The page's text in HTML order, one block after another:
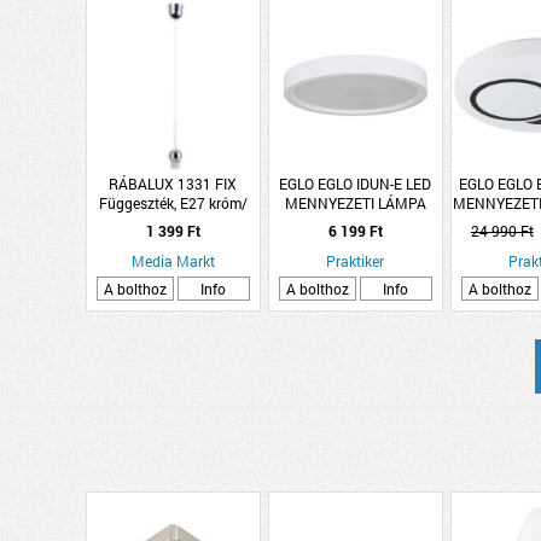
RÁBALUX 1331 FIX
Függeszték, E27 króm/
átlátszó
1 399 Ft
Media Markt
A bolthoz
Info
EGLO EGLO IDUN-E LED
MENNYEZETI LÁMPA
17W 2000LM 3000K IP20
28,5CM FEHÉR
6 199 Ft
Praktiker
A bolthoz
Info
EGLO EGLO
38,5CM
24 990 Ft
A bolthoz